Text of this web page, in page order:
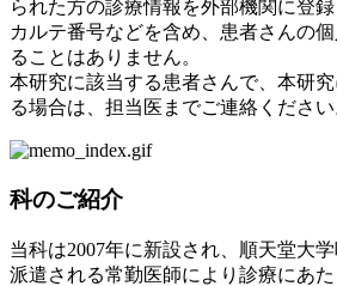
られた方の診療情報を外部機関に登
カルテ番号などを含め、患者さんの
ることはありません。
本研究に該当する患者さんで、本研
る場合は、担当医までご連絡ください
科のご紹介
当科は2007年に新設され、順天堂大
派遣される常勤医師により診療にあ